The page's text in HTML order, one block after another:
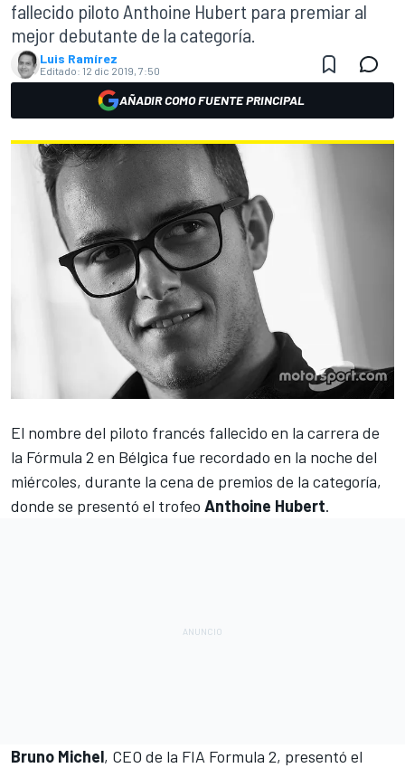
fallecido piloto Anthoine Hubert para premiar al
mejor debutante de la categoría.
Luis Ramírez
Editado: 12 dic 2019, 7:50
AÑADIR COMO FUENTE PRINCIPAL
El nombre del piloto francés fallecido en la carrera de
la Fórmula 2 en Bélgica fue recordado en la noche del
miércoles, durante la cena de premios de la categoría,
donde se presentó el trofeo Anthoine Hubert.
Bruno Michel, CEO de la FIA Formula 2, presentó el